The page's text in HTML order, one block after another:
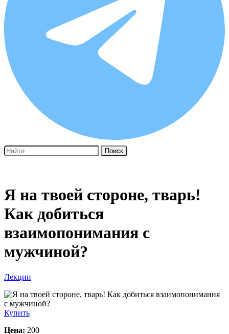
Поиск
Я на твоей стороне, тварь!
Как добиться
взаимопонимания с
мужчиной?
Лекции
Купить
Цена: 200